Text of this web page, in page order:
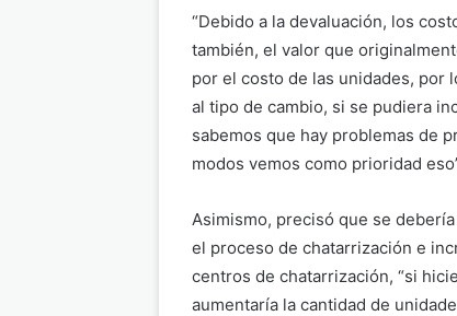
“Debido a la devaluación, los
también, el valor que
por el costo de las unidades, por
al tipo de cambio, si se pudiera
sabemos que hay problemas de
modos vemos como prioridad
Asimismo, precisó que se
el proceso de chatarrización e
centros de chatarrización, “si
aumentaría la cantidad de